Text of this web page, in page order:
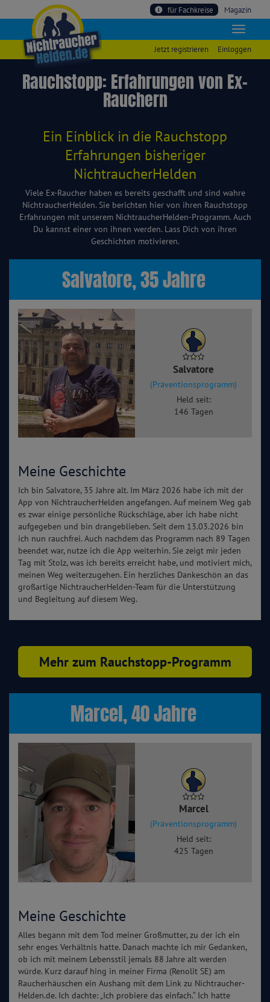
Magazin
für Fachkreise
Einloggen
Jetzt registrieren
Rauchstopp: Erfahrungen von Ex-
Rauchern
Ein Einblick in die Rauchstopp
Erfahrungen bisheriger
NichtraucherHelden
Viele Ex-Raucher haben es bereits geschafft und sind wahre
NichtraucherHelden. Sie berichten hier von ihren Rauchstopp
Erfahrungen mit unserem NichtraucherHelden-Programm. Auch
Du kannst einer von ihnen werden. Lass Dich von ihren
Geschichten motivieren.
Salvatore, 35 Jahre
Salvatore
(Präventionsprogramm)
Held seit:
146 Tagen
Meine Geschichte
Ich bin Salvatore, 35 Jahre alt. Im März 2026 habe ich mit der
App von NichtraucherHelden angefangen. Auf meinem Weg gab
es zwar einige persönliche Rückschläge, aber ich habe nicht
aufgegeben und bin drangeblieben. Seit dem 13.03.2026 bin
ich nun rauchfrei. Auch nachdem das Programm nach 89 Tagen
beendet war, nutze ich die App weiterhin. Sie zeigt mir jeden
Tag mit Stolz, was ich bereits erreicht habe, und motiviert mich,
meinen Weg weiterzugehen. Ein herzliches Dankeschön an das
großartige NichtraucherHelden-Team für die Unterstützung
und Begleitung auf diesem Weg.
Mehr zum Rauchstopp-Programm
Marcel, 40 Jahre
Marcel
(Präventionsprogramm)
Held seit:
425 Tagen
Meine Geschichte
Alles begann mit dem Tod meiner Großmutter, zu der ich ein
sehr enges Verhältnis hatte. Danach machte ich mir Gedanken,
ob ich mit meinem Lebensstil jemals 88 Jahre alt werden
würde. Kurz darauf hing in meiner Firma (Renolit SE) am
Raucherhäuschen ein Aushang mit dem Link zu Nichtraucher-
Helden.de. Ich dachte: „Ich probiere das einfach.“ Ich hatte